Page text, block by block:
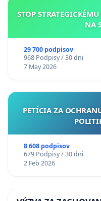
STOP
NA
29 700 podpisov
968 Podpisy / 30 dni
7 May 2026
PETÍCIA ZA
8 608 podpisov
679 Podpisy / 30 dni
2 Feb 2026